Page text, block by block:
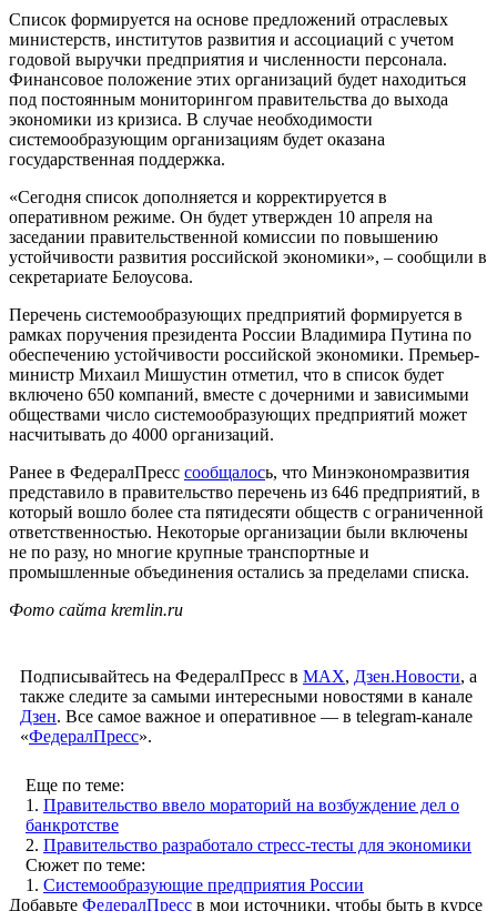
Список формируется на основе предложений отраслевых
министерств, институтов развития и ассоциаций с учетом
годовой выручки предприятия и численности персонала.
Финансовое положение этих организаций будет находиться
под постоянным мониторингом правительства до выхода
экономики из кризиса. В случае необходимости
системообразующим организациям будет оказана
государственная поддержка.
«Сегодня список дополняется и корректируется в
оперативном режиме. Он будет утвержден 10 апреля на
заседании правительственной комиссии по повышению
устойчивости развития российской экономики», – сообщили в
секретариате Белоусова.
Перечень системообразующих предприятий формируется в
рамках поручения президента России Владимира Путина по
обеспечению устойчивости российской экономики. Премьер-
министр Михаил Мишустин отметил, что в список будет
включено 650 компаний, вместе с дочерними и зависимыми
обществами число системообразующих предприятий может
насчитывать до 4000 организаций.
Ранее в ФедералПресс сообщалось, что Минэкономразвития
представило в правительство перечень из 646 предприятий, в
который вошло более ста пятидесяти обществ с ограниченной
ответственностью. Некоторые организации были включены
не по разу, но многие крупные транспортные и
промышленные объединения остались за пределами списка.
Фото сайта kremlin.ru
Подписывайтесь на ФедералПресс в МАХ, Дзен.Новости, а
также следите за самыми интересными новостями в канале
Дзен. Все самое важное и оперативное — в telegram-канале
«ФедералПресс».
Еще по теме:
1. Правительство ввело мораторий на возбуждение дел о
банкротстве
2. Правительство разработало стресс-тесты для экономики
Сюжет по теме:
1. Системообразующие предприятия России
Добавьте ФедералПресс в мои источники, чтобы быть в курсе